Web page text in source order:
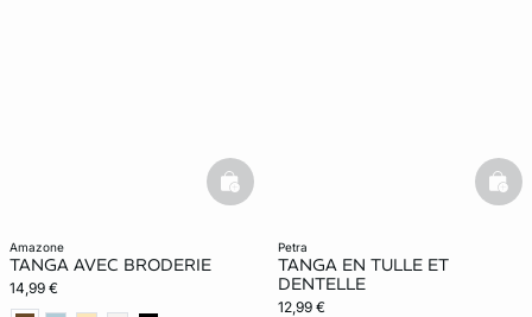
amazone
TANGA AVEC BRODERIE
14,99 €
basketfull
petra
TANGA EN TULLE ET
DENTELLE
12,99 €